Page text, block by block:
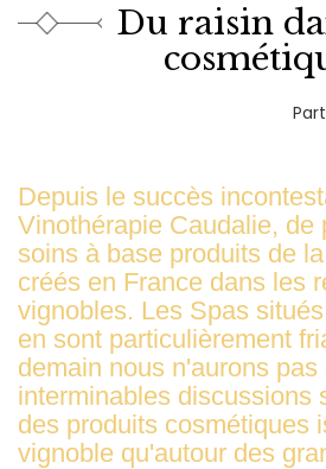
Du raisin
Depuis le succès
Vinothérapie Caudalie, de
soins à base produits de
créés en France dans les
vignobles. Les Spas
en sont particulièrement
demain nous n'aurons pas
interminables discussions
des produits cosmétiques
vignoble qu'autour des